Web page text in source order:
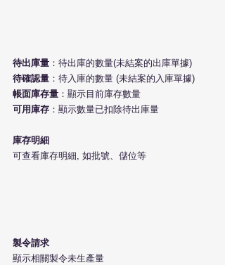
待出庫量 ：待出庫的數量(未結案的出庫單據)
待確認量 ：待入庫的數量 (未結案的入庫單據)
帳面庫存量 ：顯示目前庫存數量
可用庫存 ：顯示數量已扣除待出庫量
庫存明細
可查看庫存明細, 如批號、儲位等
製令請求
顯示相關製令未生產量